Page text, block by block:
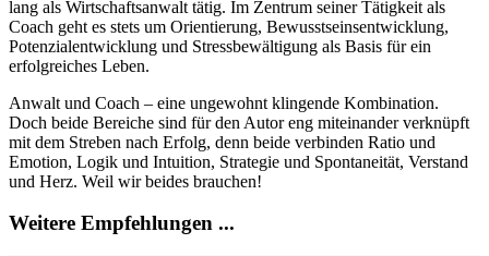
lang als Wirtschaftsanwalt tätig. Im Zentrum seiner Tätigkeit als
Coach geht es stets um Orientierung, Bewusstseinsentwicklung,
Potenzialentwicklung und Stressbewältigung als Basis für ein
erfolgreiches Leben.
Anwalt und Coach – eine ungewohnt klingende Kombination.
Doch beide Bereiche sind für den Autor eng miteinander verknüpft
mit dem Streben nach Erfolg, denn beide verbinden Ratio und
Emotion, Logik und Intuition, Strategie und Spontaneität, Verstand
und Herz. Weil wir beides brauchen!
Weitere Empfehlungen ...